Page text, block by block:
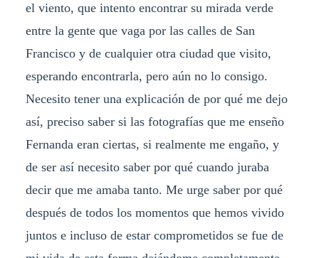
el viento, que intento encontrar su mirada verde
entre la gente que vaga por las calles de San
Francisco y de cualquier otra ciudad que visito,
esperando encontrarla, pero aún no lo consigo.
Necesito tener una explicación de por qué me dejo
así, preciso saber si las fotografías que me enseño
Fernanda eran ciertas, si realmente me engaño, y
de ser así necesito saber por qué cuando juraba
decir que me amaba tanto. Me urge saber por qué
después de todos los momentos que hemos vivido
juntos e incluso de estar comprometidos se fue de